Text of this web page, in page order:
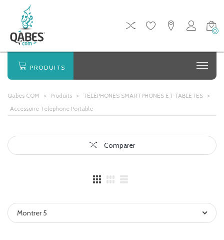
0
PRODUITS
Qabes COM > Produits > TÉLÉPHONES SMARTPHONES ET TABLETES >
Accessoire Telephone Portable
Comparer
Montrer 5